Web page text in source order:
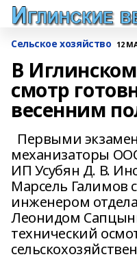
Сельское хозяйство 12
В
смотр
весенним
Первыми
механизаторы
ИП Усубян Д. В.
Марсель Галимов
инженером отдела
Леонидом
технический